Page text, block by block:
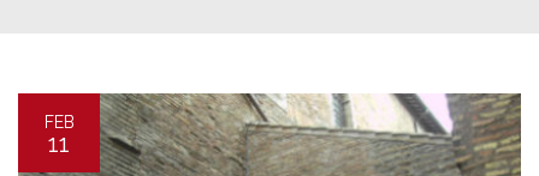
FEB
11